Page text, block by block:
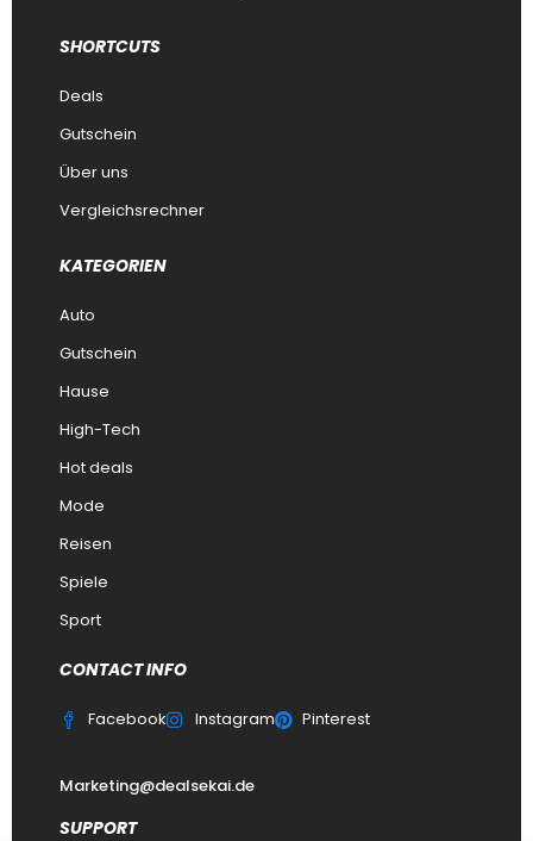
SHORTCUTS
Deals
Gutschein
Über uns
Vergleichsrechner
KATEGORIEN
Auto
Gutschein
Hause
High-Tech
Hot deals
Mode
Reisen
Spiele
Sport
CONTACT INFO
Facebook Instagram Pinterest
Marketing@dealsekai.de
SUPPORT